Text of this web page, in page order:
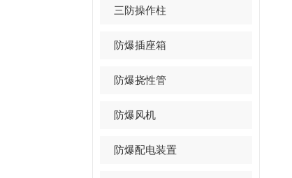
三防操作柱
防爆插座箱
防爆挠性管
防爆风机
防爆配电装置